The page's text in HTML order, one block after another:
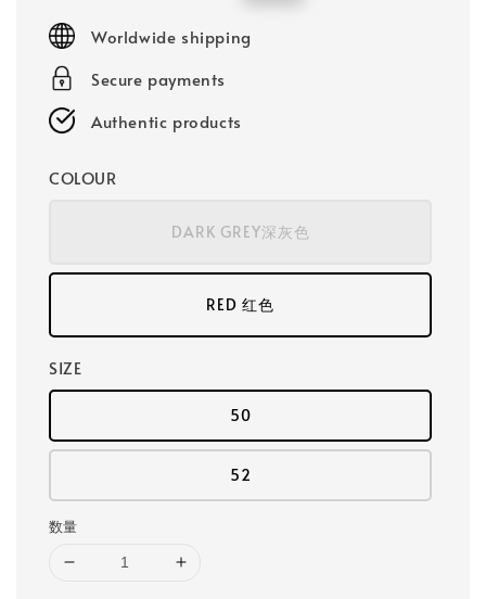
Worldwide shipping
Secure payments
Authentic products
COLOUR
DARK GREY深灰色
RED 红色
SIZE
50
52
数量